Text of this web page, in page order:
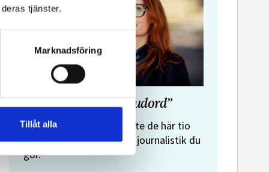
tjänster.
Marknadsföring
Tillåt alla
”Journalistens tio budord”
Malin Crona:
Följer du inte de här tio
budorden? Då är det inte journalistik du
gör.